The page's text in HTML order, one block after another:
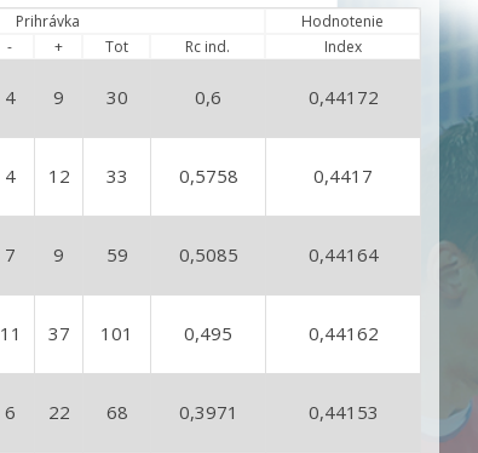
Prihrávka
Hodnotenie
- + Tot Rc ind. Index
4 9 30 0,6 0,44172
4 12 33 0,5758 0,4417
7 9 59 0,5085 0,44164
11 37 101 0,495 0,44162
6 22 68 0,3971 0,44153